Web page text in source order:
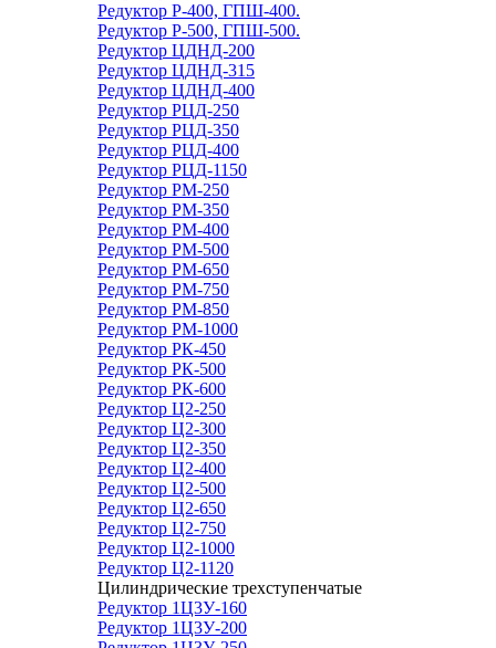
Редуктор Р-400, ГПШ-400.
Редуктор Р-500, ГПШ-500.
Редуктор ЦДНД-200
Редуктор ЦДНД-315
Редуктор ЦДНД-400
Редуктор РЦД-250
Редуктор РЦД-350
Редуктор РЦД-400
Редуктор РЦД-1150
Редуктор РМ-250
Редуктор РМ-350
Редуктор РМ-400
Редуктор РМ-500
Редуктор РМ-650
Редуктор РМ-750
Редуктор РМ-850
Редуктор РМ-1000
Редуктор РК-450
Редуктор РК-500
Редуктор РК-600
Редуктор Ц2-250
Редуктор Ц2-300
Редуктор Ц2-350
Редуктор Ц2-400
Редуктор Ц2-500
Редуктор Ц2-650
Редуктор Ц2-750
Редуктор Ц2-1000
Редуктор Ц2-1120
Цилиндрические трехступенчатые
Редуктор 1Ц3У-160
Редуктор 1Ц3У-200